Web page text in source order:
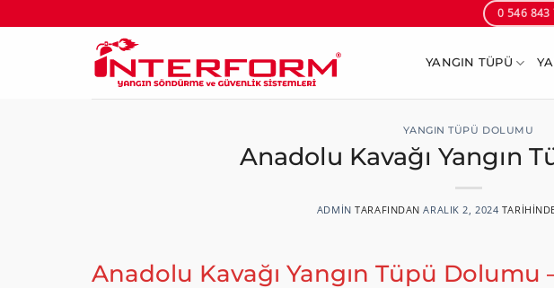
atla
0 546 843
YANGIN TÜPÜ
YANGIN TÜPÜ DOLUMU
Anadolu Kavağı Yangın
ADMIN TARAFINDAN ARALIK 2, 2024
Anadolu Kavağı Yangın Tüpü Dolumu